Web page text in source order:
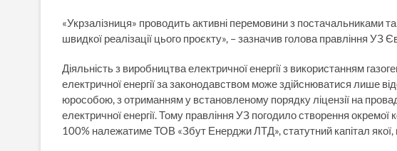
«Укрзалізниця» проводить активні перемовини з постачальниками
швидкої реалізації цього проєкту», – зазначив голова правління УЗ
Діяльність з виробництва електричної енергії з використанням
електричної енергії за законодавством може здійснюватися лише
юрособою, з отриманням у встановленому порядку ліцензії на
електричної енергії. Тому правління УЗ погодило створення окремої
100% належатиме ТОВ «Збут Енерджи ЛТД», статутний капітал якої,